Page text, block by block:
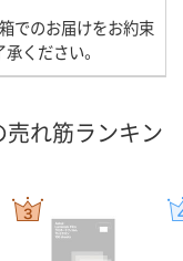
箱でのお届けをお約束
ください。
売れ筋ランキン